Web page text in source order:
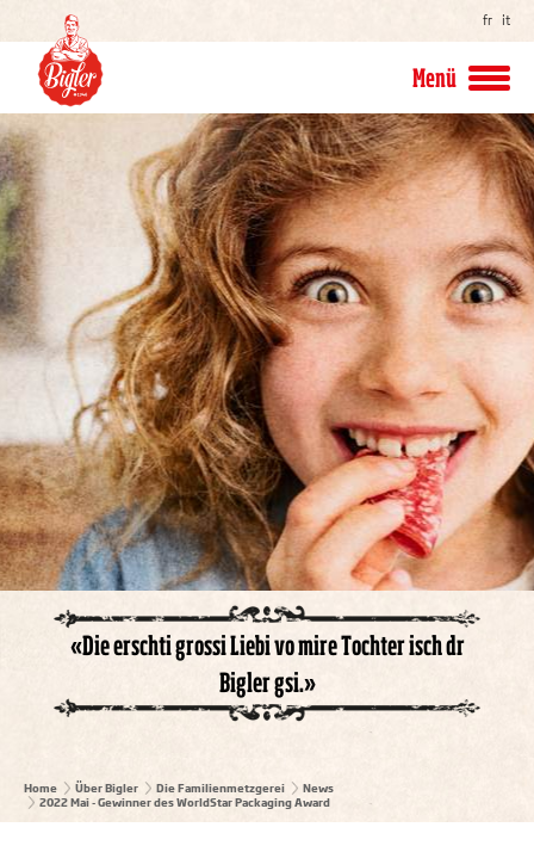
fr it
Menü
«Die erschti grossi Liebi vo mire Tochter isch dr
Bigler gsi.»
Home Über Bigler Die Familienmetzgerei
News
2022 Mai - Gewinner des WorldStar Packaging Award